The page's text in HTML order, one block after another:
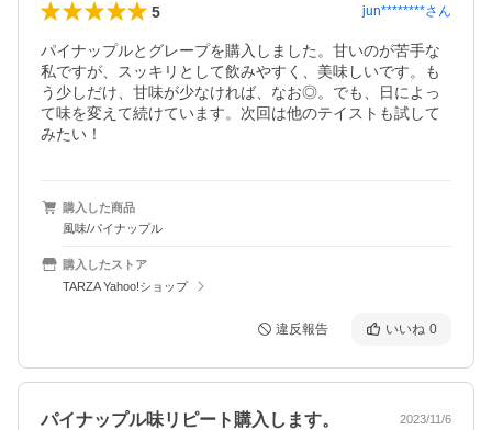
5 jun********さん
パイナップルとグレープを購入しました。甘いのが苦手な
私ですが、スッキリとして飲みやすく、美味しいです。も
う少しだけ、甘味が少なければ、なお◎。でも、日によっ
て味を変えて続けています。次回は他のテイストも試して
みたい！
購入した商品
風味/パイナップル
購入したストア
TARZA Yahoo!ショップ
違反報告 いいね 0
パイナップル味リピート購入します。 2023/11/6